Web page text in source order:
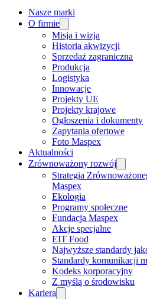
Nasze marki
O firmie
Misja i wizja
Historia akwizycji
Sprzedaż zagraniczna
Produkcja
Logistyka
Innowacje
Projekty UE
Projekty krajowe
Ogłoszenia i dokumenty
Zapytania ofertowe
Foto Maspex
Aktualności
Zrównoważony rozwój
Strategia
Maspex
Ekologia
Programy społeczne
Fundacja Maspex
Akcje specjalne
EIT Food
Najwyższe standardy
Standardy komunikacji
Kodeks korporacyjny
Z myślą o środowisku
Kariera